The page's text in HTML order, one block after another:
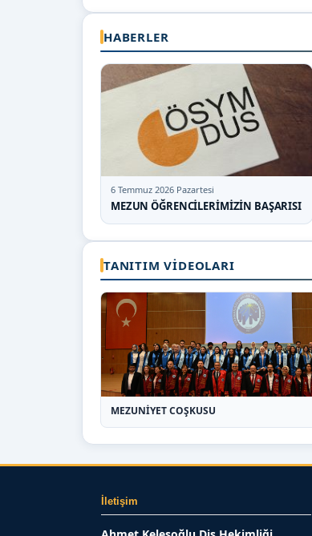
HABERLER
6 Temmuz 2026 Pazartesi
MEZUN ÖĞRENCİLERİMİZİN BAŞARISI
TANITIM VIDEOLARI
MEZUNİYET COŞKUSU
İletişim